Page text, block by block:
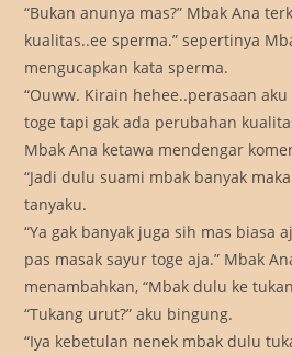
“Bukan anunya mas?” Mbak Ana
kualitas..ee sperma.” sepertinya
mengucapkan kata sperma.
“Ouww. Kirain hehee..perasaan
toge tapi gak ada perubahan
Mbak Ana ketawa mendengar
“Jadi dulu suami mbak banyak
tanyaku.
“Ya gak banyak juga sih mas biasa
pas masak sayur toge aja.” Mbak
menambahkan, “Mbak dulu ke
“Tukang urut?” aku bingung.
“Iya kebetulan nenek mbak dulu